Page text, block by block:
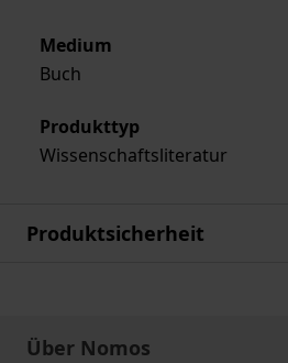
Medium
Buch
Produkttyp
Wissenschaftsliteratur
Produktsicherheit
Über Nomos